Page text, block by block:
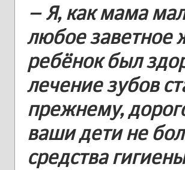
– Я, как мама
любое заветное
ребёнок был
лечение зубов
прежнему,
ваши дети не
средства гигиены